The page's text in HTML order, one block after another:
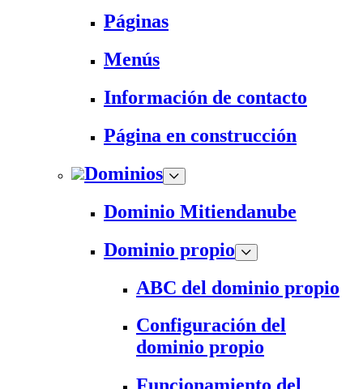
Páginas
Menús
Información de contacto
Página en construcción
Dominios
Dominio Mitiendanube
Dominio propio
ABC del dominio propio
Configuración del
dominio propio